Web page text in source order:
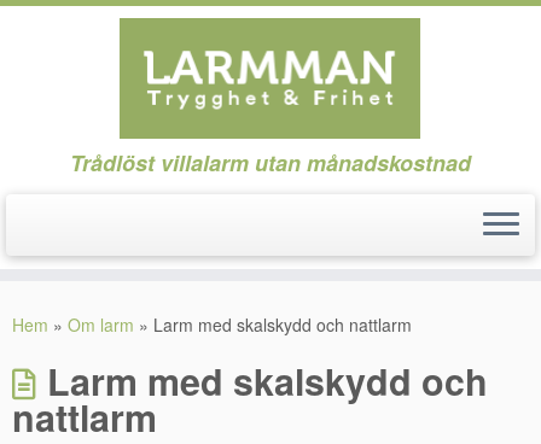
till
Trådlöst villalarm utan månadskostnad
Hem » Om larm » Larm med skalskydd och nattlarm
Larm med skalskydd och
nattlarm